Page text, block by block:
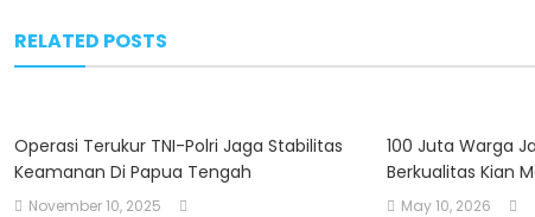
RELATED POSTS
Operasi Terukur TNI-Polri Jaga Stabilitas
Keamanan Di Papua Tengah
November 10, 2025
100 Juta Warga
Berkualitas Kian
May 10, 2026